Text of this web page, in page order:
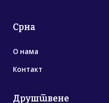
Срна
О нама
Контакт
Друштвене